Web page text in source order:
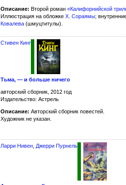
Описание: Второй роман«Калифорнийской
Иллюстрация на обложкеХ. Сораямы;
Ковалева (шмуцтитулы).
Стивен Кинг
Тьма, — и больше ничего
авторский сборник, 2012 год
Издательство: Астрель
Описание: Авторский сборник повестей.
Художник не указан.
Ларри Нивен Джерри Пурнель